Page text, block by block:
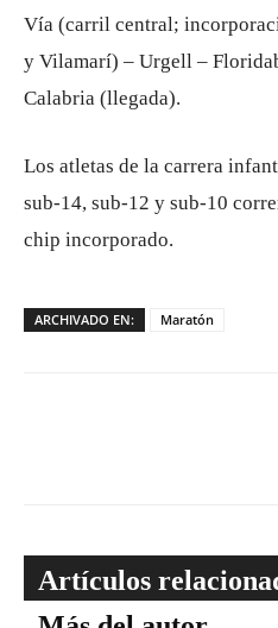
Vía (carril central;
y Vilamarí) – Urgell –
Calabria (llegada).
Los atletas de la carrera
sub-14, sub-12 y sub-10
chip incorporado.
ARCHIVADO EN: Maratón
Artículos